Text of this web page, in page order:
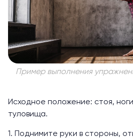
Пример выполнения
Исходное положение: стоя,
туловища.
1. Поднимите руки в стороны,